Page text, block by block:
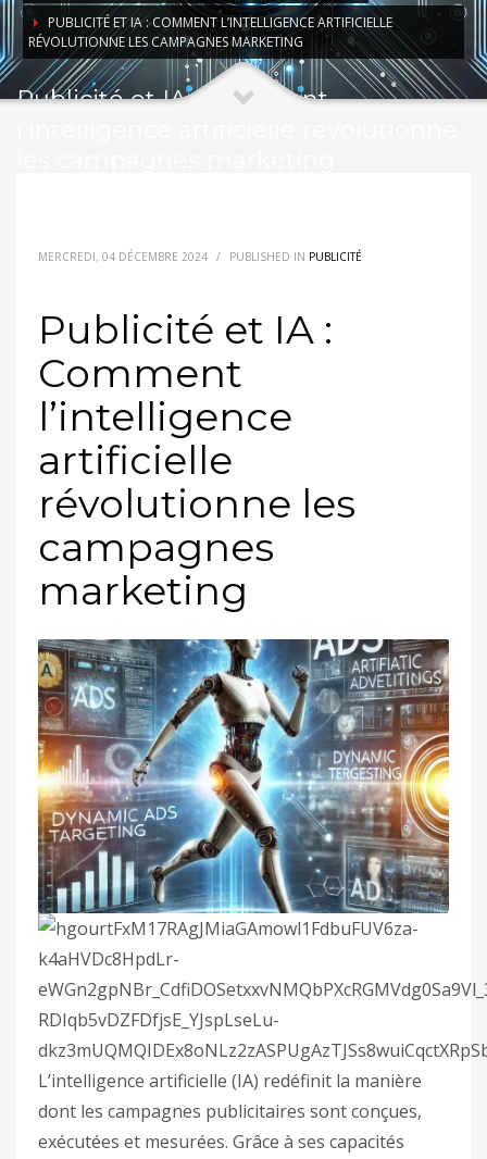
PUBLICITÉ ET IA : COMMENT L’INTELLIGENCE ARTIFICIELLE
RÉVOLUTIONNE LES CAMPAGNES MARKETING
Publicité et IA : Comment
MERCREDI, 04 DÉCEMBRE 2024 / PUBLISHED IN PUBLICITÉ
Publicité et IA :
Comment
l’intelligence
artificielle
révolutionne les
campagnes
marketing
L’intelligence artificielle (IA) redéfinit la manière
dont les campagnes publicitaires sont conçues,
exécutées et mesurées. Grâce à ses capacités